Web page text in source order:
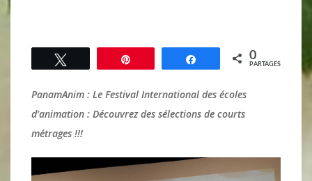
Partagez 0
PARTAGES
PanamAnim : Le Festival International des écoles
d’animation : Découvrez des sélections de courts
métrages !!!